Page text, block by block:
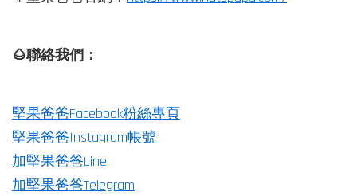
🌰聯絡我們：
堅果爸爸Facebook粉絲專頁
堅果爸爸Instagram帳號
加堅果爸爸Line
加堅果爸爸Telegram